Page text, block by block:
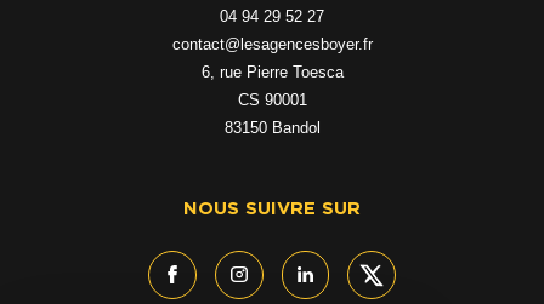
04 94 29 52 27
contact@lesagencesboyer.fr
6, rue Pierre Toesca
CS 90001
83150
bandol
NOUS SUIVRE SUR